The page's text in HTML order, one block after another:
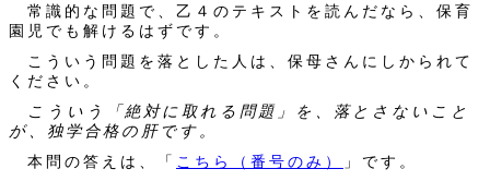
常識的な問題で、乙４のテキストを読んだなら、保育
園児でも解けるはずです。
こういう問題を落とした人は、保母さんにしかられて
ください。
こういう「絶対に取れる問題」を、落とさないこと
が、独学合格の肝です。
本問の答えは、「 こちら（番号のみ） 」です。